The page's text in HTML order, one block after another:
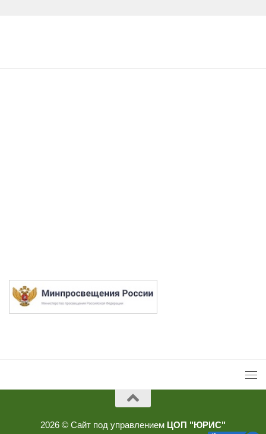
2026 © Сайт под управлением ЦОП "ЮРИС"